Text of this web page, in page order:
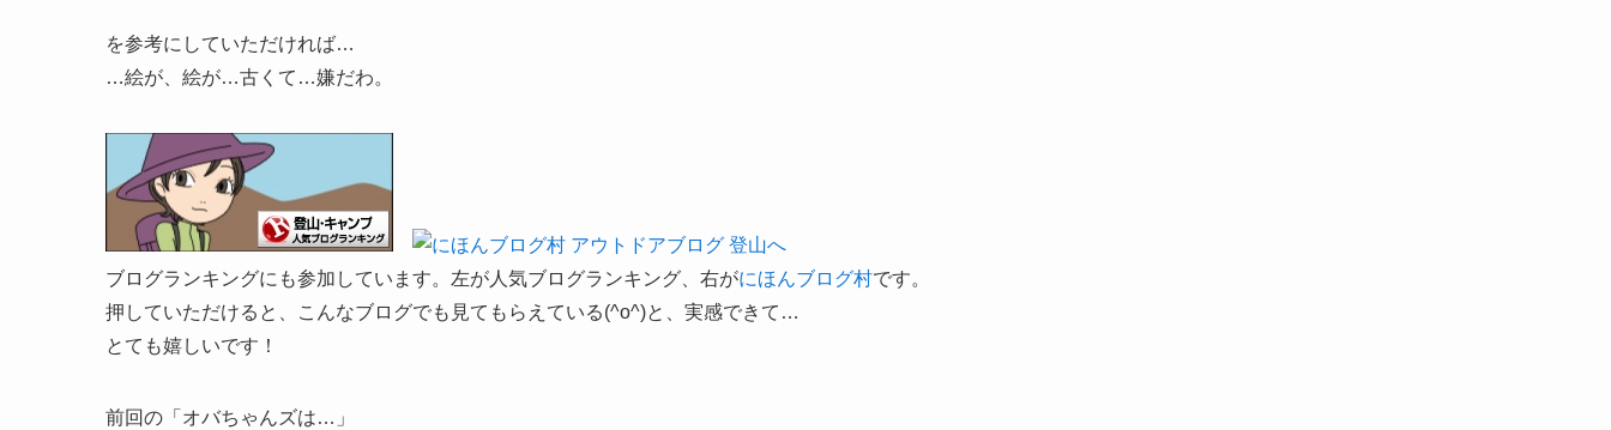
を参考にしていただければ…
…絵が、絵が…古くて…嫌だわ。
ブログランキングにも参加しています。左が人気ブログランキング、右がにほんブログ村です。
押していただけると、こんなブログでも見てもらえている(^o^)と、実感できて…
とても嬉しいです！
前回の「オバちゃんズは…」